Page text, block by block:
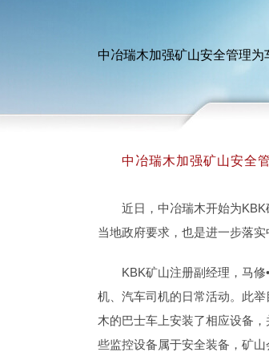
中冶瑞木加强矿山安全管理
中冶瑞木加强矿山安全
近日，中冶瑞木开始为
当地政府要求，也是进一步落
KBK矿山注册副经理，马
机、汽车司机的日常活动。此
木的巴士车上安装了相应设备
些监控设备属于安全装备，矿山